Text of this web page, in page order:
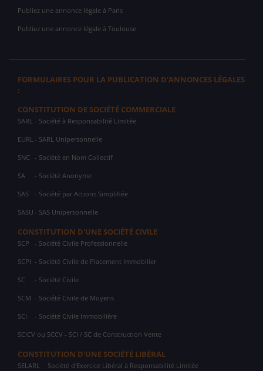
Publiez une annonce légale à Paris
Publiez une annonce légale à Toulouse
FORMULAIRES POUR LA PUBLICATION D'ANNONCES LÉGALES
:
CONSTITUTION DE SOCIÉTÉ COMMERCIALE
SARL - Société à Responsabilité Limitée
EURL - SARL Unipersonnelle
SNC - Société en Nom Collectif
SA - Société Anonyme
SAS - Société par Actions Simplifiée
SASU - SAS Unipersonnelle
CONSTITUTION D'UNE SOCIÉTÉ CIVILE
SCP - Société Civile Professionnelle
SCPI - Société Civile de Placement Immobilier
SC - Société Civile
SCM - Société Civile de Moyens
SCI - Société Civile Immobilière
SCICV ou SCCV - SCI / SC de Construction Vente
CONSTITUTION D'UNE SOCIÉTÉ LIBÉRAL
SELARL Société d'Exercice Libéral à Responsabilité Limitée